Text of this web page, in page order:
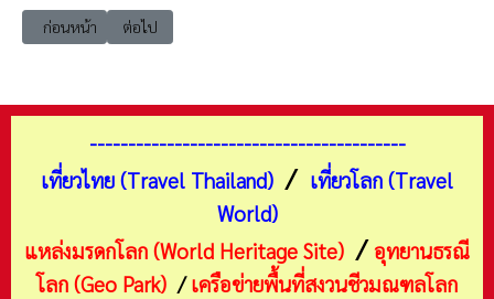
เนื้อหาก่อนหน้า: เที่ยวญี่ปุ่น กิฟุ ชิราคาวาโกะ (Shirakawa-go) หมู่บ้านมรดก
ก่อนหน้า เนื้อหาถัดไป: เที่ยวญี่ปุ่น กิฟุ ลานสกีวาชิกาตาเกะ
ต่อไป
-----------------------------------------
เที่ยวไทย (Travel Thailand) / เที่ยวโลก (Travel
World)
แหล่งมรดกโลก (World Heritage Site) /อุทยานธรณี
โลก (Geo Park) /เครือข่ายพื้นที่สงวนชีวมณฑลโลก